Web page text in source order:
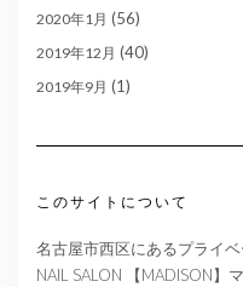
2020年1月 (56)
2019年12月 (40)
2019年9月 (1)
このサイトについて
名古屋市西区にあるプライ
NAIL SALON 【MADISON】